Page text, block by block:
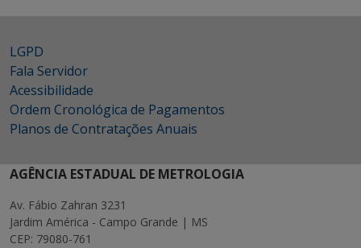
LGPD
Fala Servidor
Acessibilidade
Ordem Cronológica de Pagamentos
Planos de Contratações Anuais
AGÊNCIA ESTADUAL DE METROLOGIA
Av. Fábio Zahran 3231
Jardim América - Campo Grande | MS
CEP: 79080-761